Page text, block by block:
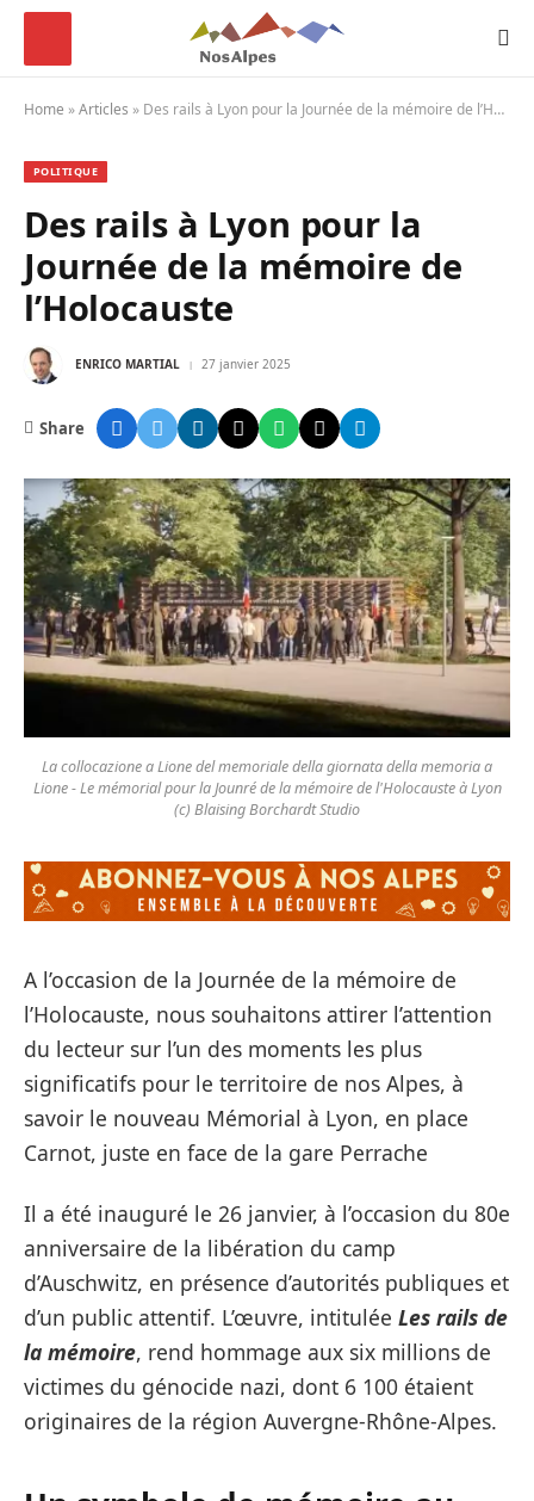
Home »Articles » Des rails à Lyon pour la Journée de la mémoire de l’Holocauste
POLITIQUE
Des rails à Lyon pour la
Journée de la mémoire de
l’Holocauste
ENRICO MARTIAL 27 janvier 2025
Share
La collocazione a Lione del memoriale della giornata della memoria a
Lione - Le mémorial pour la Jounré de la mémoire de l'Holocauste à Lyon
(c) Blaising Borchardt Studio
A l’occasion de la Journée de la mémoire de
l’Holocauste, nous souhaitons attirer l’attention
du lecteur sur l’un des moments les plus
significatifs pour le territoire de nos Alpes, à
savoir le nouveau Mémorial à Lyon, en place
Carnot, juste en face de la gare Perrache
Il a été inauguré le 26 janvier, à l’occasion du 80e
anniversaire de la libération du camp
d’Auschwitz, en présence d’autorités publiques et
d’un public attentif. L’œuvre, intitulée Les rails de
la mémoire, rend hommage aux six millions de
victimes du génocide nazi, dont 6 100 étaient
originaires de la région Auvergne-Rhône-Alpes.